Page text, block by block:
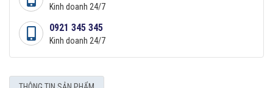
Kinh doanh 24/7
0921 345 345
Kinh doanh 24/7